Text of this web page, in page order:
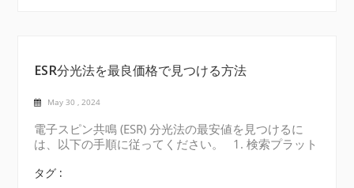
ESR分光法を最良価格で見つける方法
May 30 , 2024
電子スピン共鳴 (ESR) 分光法の最安値を見つけるに
は、以下の手順に従ってください。 1. 検索プラット
どの主要な検索エンジンで「電子スピン共鳴 (ESR) 分
タグ :